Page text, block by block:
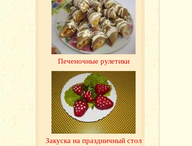
Печеночные рулетики
Закуска на праздничный стол